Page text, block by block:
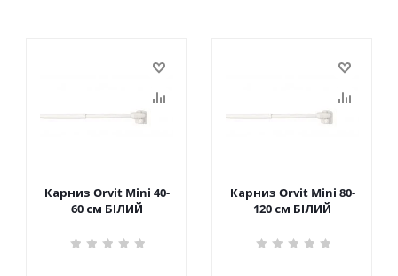
Карниз Orvit Mini 40-
60 см БІЛИЙ
Карниз Orvit Mini 80-
120 см БІЛИЙ